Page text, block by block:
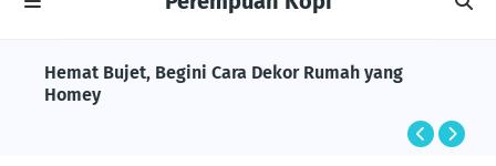
Hemat Bujet, Begini Cara Dekor Rumah yang
Homey